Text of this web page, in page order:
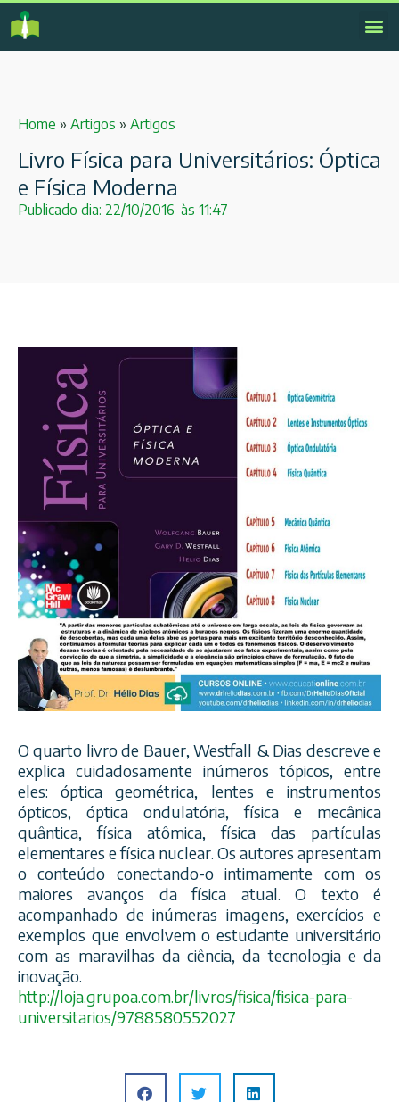
Home » Artigos » Artigos
Livro Física para Universitários: Óptica
e Física Moderna
Publicado dia: 22/10/2016 às 11:47
O quarto livro de Bauer, Westfall & Dias descreve e
explica cuidadosamente inúmeros tópicos, entre
eles: óptica geométrica, lentes e instrumentos
ópticos, óptica ondulatória, física e mecânica
quântica, física atômica, física das partículas
elementares e física nuclear. Os autores apresentam
o conteúdo conectando-o intimamente com os
maiores avanços da física atual. O texto é
acompanhado de inúmeras imagens, exercícios e
exemplos que envolvem o estudante universitário
com as maravilhas da ciência, da tecnologia e da
inovação.
http://loja.grupoa.com.br/livros/fisica/fisica-para-
universitarios/9788580552027